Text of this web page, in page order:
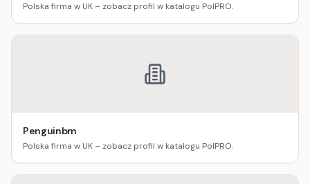
Polska firma w UK – zobacz profil w katalogu PolPRO.
Penguinbm
Polska firma w UK – zobacz profil w katalogu PolPRO.